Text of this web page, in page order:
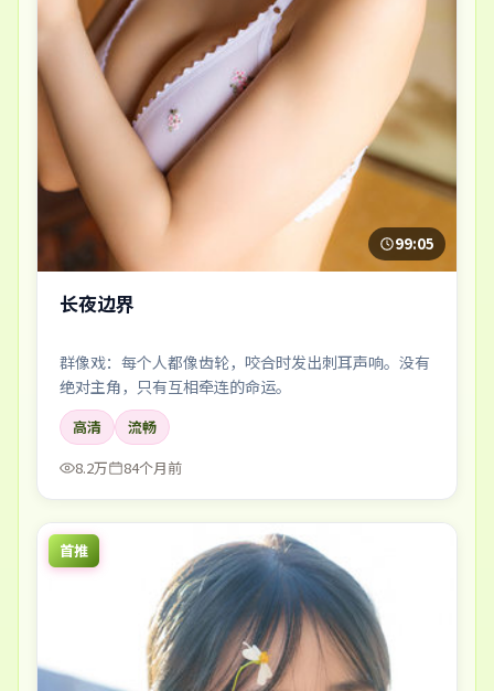
99:05
长夜边界
群像戏：每个人都像齿轮，咬合时发出刺耳声响。没有
绝对主角，只有互相牵连的命运。
高清
流畅
8.2万
84个月前
首推